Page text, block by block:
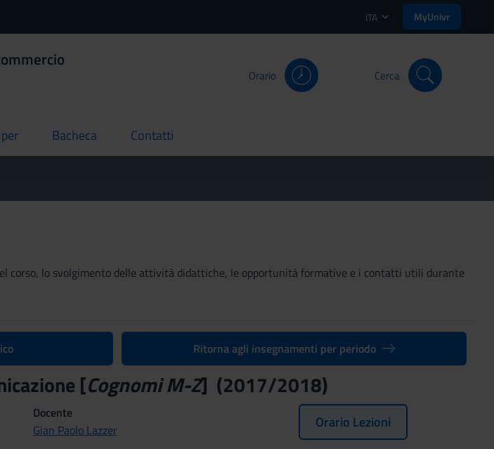
ITA MyUnivr
Orario Cerca
Bacheca
current Contatti
current
corso, lo svolgimento delle attività didattiche, le opportunità formative e i contatti utili durante
Ritorna agli insegnamenti per periodo
[Cognomi M-Z] (2017/2018)
Docente
Gian Paolo Lazzer
Orario Lezioni